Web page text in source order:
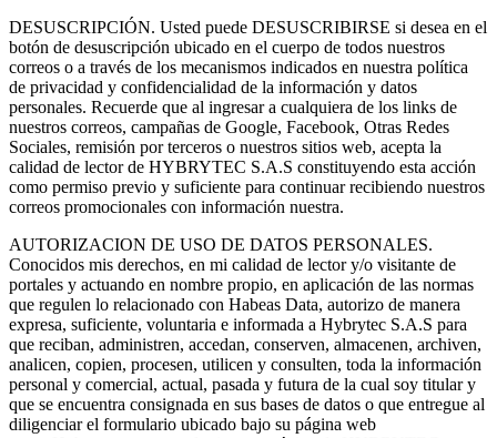
DESUSCRIPCIÓN. Usted puede DESUSCRIBIRSE si desea en el
botón de desuscripción ubicado en el cuerpo de todos nuestros
correos o a través de los mecanismos indicados en nuestra política
de privacidad y confidencialidad de la información y datos
personales. Recuerde que al ingresar a cualquiera de los links de
nuestros correos, campañas de Google, Facebook, Otras Redes
Sociales, remisión por terceros o nuestros sitios web, acepta la
calidad de lector de HYBRYTEC S.A.S constituyendo esta acción
como permiso previo y suficiente para continuar recibiendo nuestros
correos promocionales con información nuestra.
AUTORIZACION DE USO DE DATOS PERSONALES.
Conocidos mis derechos, en mi calidad de lector y/o visitante de
portales y actuando en nombre propio, en aplicación de las normas
que regulen lo relacionado con Habeas Data, autorizo de manera
expresa, suficiente, voluntaria e informada a Hybrytec S.A.S para
que reciban, administren, accedan, conserven, almacenen, archiven,
analicen, copien, procesen, utilicen y consulten, toda la información
personal y comercial, actual, pasada y futura de la cual soy titular y
que se encuentra consignada en sus bases de datos o que entregue al
diligenciar el formulario ubicado bajo su página web